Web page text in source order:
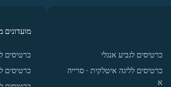
כרטיסים לגביע אנגלי
כרטיסים לליגה איטלקית - סרייה
א
מועדונים
כרטיסים
כרטיסים